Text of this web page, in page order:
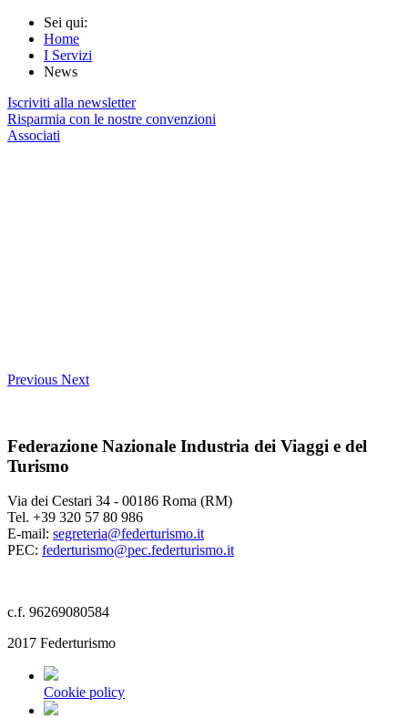
Sei qui:
Home
I Servizi
News
Iscriviti alla newsletter
Risparmia con le nostre convenzioni
Associati
Previous Next
Federazione Nazionale Industria dei Viaggi e del
Turismo
Via dei Cestari 34 - 00186 Roma (RM)
Tel. +39 320 57 80 986
E-mail: segreteria@federturismo.it
PEC: federturismo@pec.federturismo.it
c.f. 96269080584
2017 Federturismo
Cookie policy